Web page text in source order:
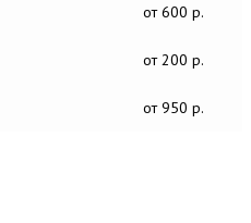
от 600 р.
от 200 р.
от 950 р.